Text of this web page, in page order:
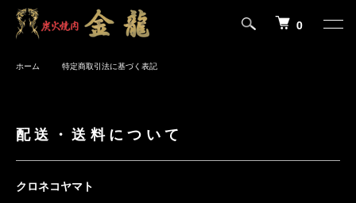
0
ホーム 特定商取引法に基づく表記
配送・送料について
クロネコヤマト